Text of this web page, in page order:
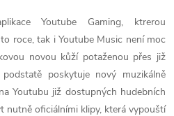
Youtube Gaming, ktrerou
roce, tak i Youtube Music není moc
novou kůží potaženou přes již
poskytuje nový muzikálně
Youtubu již dostupných hudebních
nutně oficiálními klipy, která vypouští